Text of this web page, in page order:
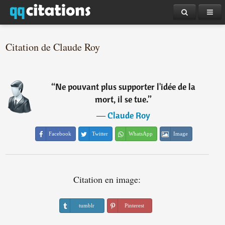
Citation de Claude Roy
“Ne pouvant plus supporter l'idée de la
mort, il se tue.”
―Claude Roy
Facebook Twitter WhatsApp Image
Citation en image:
tumblr Pinterest